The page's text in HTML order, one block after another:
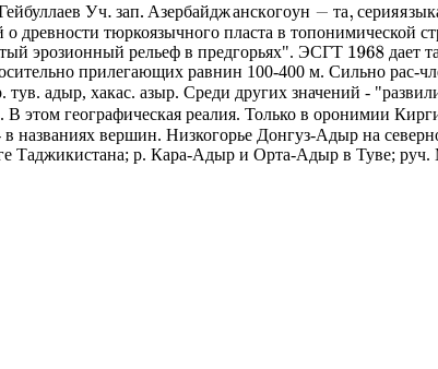
Уч зап Азербайджанскогоун та серияязык
Уч.зап.Азербайджанскогоун−т а,серияязыкаили
о древности тюркоязычного пласта в
эрозионный рельеф в предгорьях". ЭСГТ 1968 дает
прилегающих равнин 100-400 м. Сильно рас-
тув. адыр, хакас. азыр. Среди других значений -
В этом географическая реалия. Только в оронимии
в названиях вершин. Низкогорье Донгуз-Адыр на
Таджикистана; р. Кара-Адыр и Орта-Адыр в Туве;